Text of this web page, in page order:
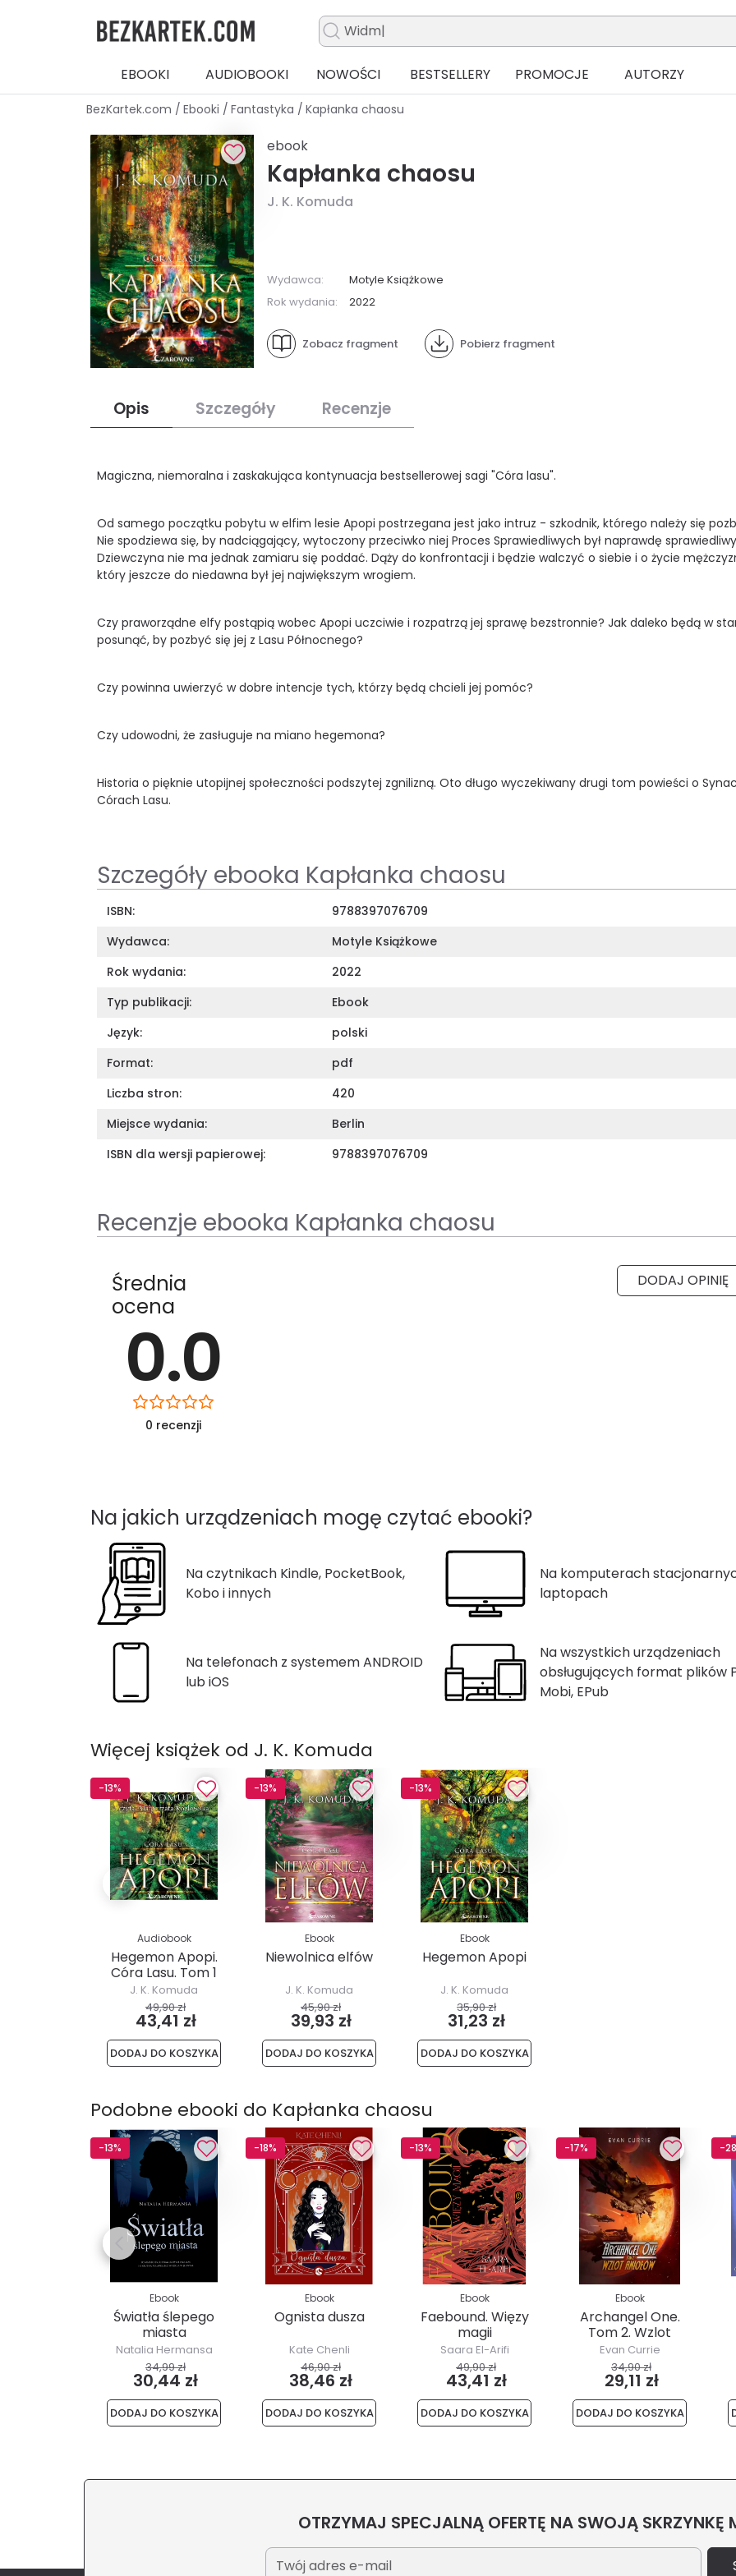
EBOOKI AUDIOBOOKI NOWOŚCI BESTSELLERY PROMOCJE AUTORZY
BezKartek.com / Ebooki / Fantastyka / Kapłanka chaosu
ebook
Kapłanka chaosu
J. K. Komuda
Wydawca:
Motyle Książkowe
Rok wydania:
2022
Zobacz fragment Pobierz fragment
Opis Szczegóły Recenzje
Magiczna, niemoralna i zaskakująca kontynuacja bestsellerowej sagi "Córa lasu".
Od samego początku pobytu w elfim lesie Apopi postrzegana jest jako intruz - szkodnik, którego należy się
Nie spodziewa się, by nadciągający, wytoczony przeciwko niej Proces Sprawiedliwych był naprawdę
Dziewczyna nie ma jednak zamiaru się poddać. Dąży do konfrontacji i będzie walczyć o siebie i o życie
który jeszcze do niedawna był jej największym wrogiem.
Czy praworządne elfy postąpią wobec Apopi uczciwie i rozpatrzą jej sprawę bezstronnie? Jak daleko będą w
posunąć, by pozbyć się jej z Lasu Północnego?
Czy powinna uwierzyć w dobre intencje tych, którzy będą chcieli jej pomóc?
Czy udowodni, że zasługuje na miano hegemona?
Historia o pięknie utopijnej społeczności podszytej zgnilizną. Oto długo wyczekiwany drugi tom powieści o
Córach Lasu.
Szczegóły ebooka Kapłanka chaosu
ISBN:
9788397076709
Wydawca:
Motyle Książkowe
Rok wydania:
2022
Typ publikacji:
Ebook
Język:
polski
Format:
pdf
Liczba stron:
420
Miejsce wydania:
Berlin
ISBN dla wersji papierowej:
9788397076709
Recenzje ebooka Kapłanka chaosu
Średnia
ocena
0.0
0 recenzji
DODAJ OPINIĘ
Na jakich urządzeniach mogę czytać ebooki?
Na czytnikach Kindle, PocketBook,
Kobo i innych
Na komputerach
laptopach
Na telefonach z systemem ANDROID
lub iOS
Na wszystkich urządzeniach
obsługujących format plików
Mobi, EPub
Więcej książek od J. K. Komuda
-13%
Audiobook
Hegemon Apopi.
Córa Lasu. Tom 1
J. K. Komuda
49,90 zł
43,41 zł
DODAJ DO KOSZYKA
-13%
Ebook
Niewolnica elfów
J. K. Komuda
45,90 zł
39,93 zł
DODAJ DO KOSZYKA
-13%
Ebook
Hegemon Apopi
J. K. Komuda
35,90 zł
31,23 zł
DODAJ DO KOSZYKA
Podobne ebooki do Kapłanka chaosu
-13%
Ebook
Światła ślepego
miasta
Natalia Hermansa
34,99 zł
30,44 zł
DODAJ DO KOSZYKA
-18%
Ebook
Ognista dusza
Kate Chenli
46,90 zł
38,46 zł
DODAJ DO KOSZYKA
-13%
Ebook
Faebound. Więzy
magii
Saara El-Arifi
49,90 zł
43,41 zł
DODAJ DO KOSZYKA
-17%
Ebook
Archangel One.
Tom 2. Wzlot
Aniołów
Evan Currie
34,90 zł
29,11 zł
DODAJ DO KOSZYKA
-
OTRZYMAJ SPECJALNĄ OFERTĘ NA SWOJĄ SKRZYNKĘ